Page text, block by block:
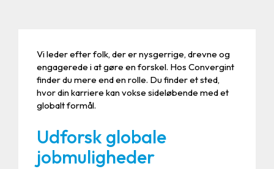
Vi leder efter folk, der er nysgerrige, drevne og
engagerede i at gøre en forskel. Hos Convergint
finder du mere end en rolle. Du finder et sted,
hvor din karriere kan vokse sideløbende med et
globalt formål.
Udforsk globale
jobmuligheder